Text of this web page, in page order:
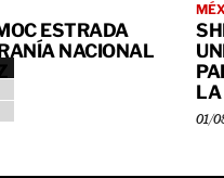
ESTRADA
NACIONAL
LA
01/